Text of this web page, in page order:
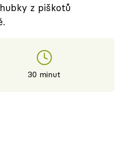
z piškotů
30 minut